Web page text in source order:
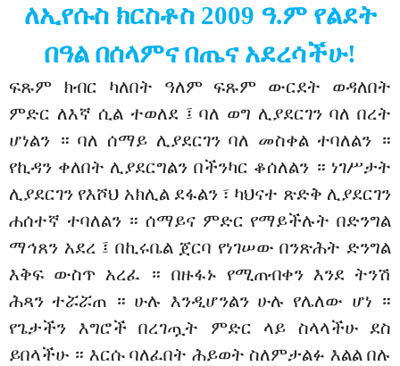
ለኢየሱስ ክርስቶስ 2009 ዓ.ም የልደት
በዓል በሰላምና በጤና አደረሳችሁ!
ፍጹም ክብር ካለበት ዓለም ፍጹም ውርደት ወዳለበት
ምድር ለእኛ ሲል ተወለደ ፤ ባለ ወግ ሊያደርገን ባለ በረት
ሆነልን ። ባለ ሰማይ ሊያደርገን ባለ መስቀል ተባለልን ።
የኪዳን ቀለበት ሊያደርግልን በችንካር ቆሰለልን ። ነገሥታት
ሊያደርገን የእሾህ አክሊል ደፋልን ፣ ካህናተ ጽድቅ ሊያደርገን
ሐሰተኛ ተባለልን ። ሰማይና ምድር የማይችሉት በድንግል
ማኅጸን አደረ ፤ በኪሩቤል ጀርባ የነገሠው በንጽሕት ድንግል
እቅፍ ውስጥ አረፈ ። በዙፋኑ የሚጠብቀን እንደ ትንሽ
ሕጻን ተሯሯጠ ። ሁሉ እንዲሆንልን ሁሉ የሌለው ሆነ ።
የጌታችን እግሮች በረገጧት ምድር ላይ ስላላችሁ ደስ
ይበላችሁ ። እርሱ ባለፈበት ሕይወት ስለምታልፉ እልል በሉ